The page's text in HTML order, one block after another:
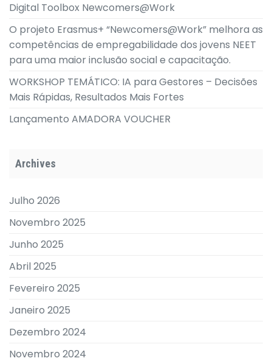
Digital Toolbox Newcomers@Work
O projeto Erasmus+ “Newcomers@Work” melhora as
competências de empregabilidade dos jovens NEET
para uma maior inclusão social e capacitação.
WORKSHOP TEMÁTICO: IA para Gestores – Decisões
Mais Rápidas, Resultados Mais Fortes
Lançamento AMADORA VOUCHER
Archives
Julho 2026
Novembro 2025
Junho 2025
Abril 2025
Fevereiro 2025
Janeiro 2025
Dezembro 2024
Novembro 2024